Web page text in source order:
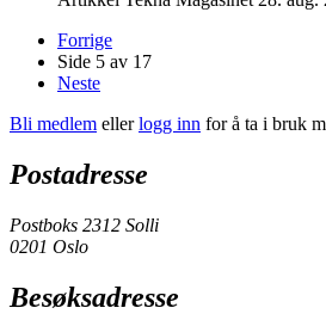
Forrige
Side 5 av 17
Neste
Bli medlem ellerlogg inn for å ta i bruk
Postadresse
Postboks 2312 Solli
0201 Oslo
Besøksadresse